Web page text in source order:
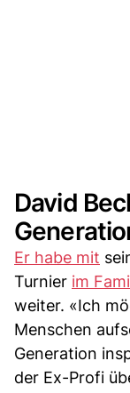
David
Er habe mit
Turnier im
weiter. «Ich
Menschen
Generation
der Ex-Profi